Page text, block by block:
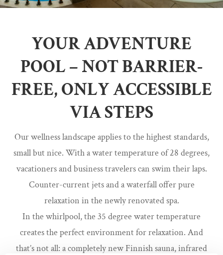
YOUR ADVENTURE
POOL – NOT BARRIER-
FREE, ONLY ACCESSIBLE
VIA STEPS
Our wellness landscape applies to the highest standards,
small but nice. With a water temperature of 28 degrees,
vacationers and business travelers can swim their laps.
Counter-current jets and a waterfall offer pure
relaxation in the newly renovated spa.
In the whirlpool, the 35 degree water temperature
creates the perfect environment for relaxation. And
that’s not all: a completely new Finnish sauna, infrared